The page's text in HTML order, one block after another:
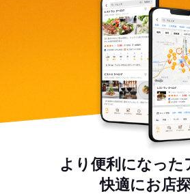
より便利になった
快適にお店